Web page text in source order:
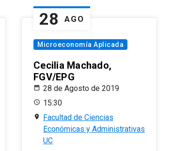
28 AGO
Microeconomía Aplicada
Cecilia Machado,
FGV/EPG
28 de Agosto de 2019
15:30
Facultad de Ciencias
Económicas y Administrativas
UC